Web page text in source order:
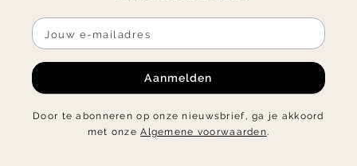
Aanmelden
Door te abonneren op onze nieuwsbrief, ga je akkoord
met onzeAlgemene voorwaarden.